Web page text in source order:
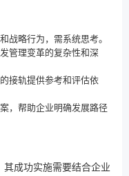
战略行为，需系统思考。
管理变革的复杂性和深
接轨提供参考和评估依
，帮助企业明确发展路径
成功实施需要结合企业